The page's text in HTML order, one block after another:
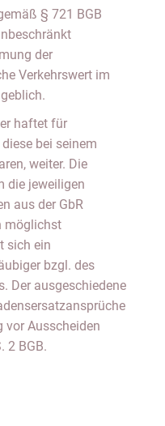
§ 721 BGB
der
Verkehrswert im
haftet für
bei seinem
weiter. Die
die jeweiligen
aus der GbR
möglichst
sich ein
bzgl. des
Der ausgeschiedene
vor Ausscheiden
2 BGB.